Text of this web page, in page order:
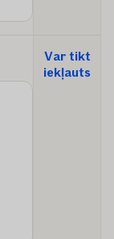
Var tikt
iekļauts